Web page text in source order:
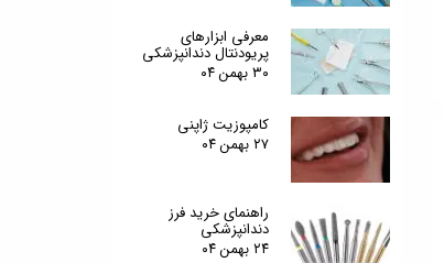
معرفی ابزارهای
پریودنتال دندانپزشکی
۳۰ بهمن ۰۴
کامپوزیت ژاپنی
۲۷ بهمن ۰۴
راهنمای خرید فرز
دندانپزشکی
۲۴ بهمن ۰۴